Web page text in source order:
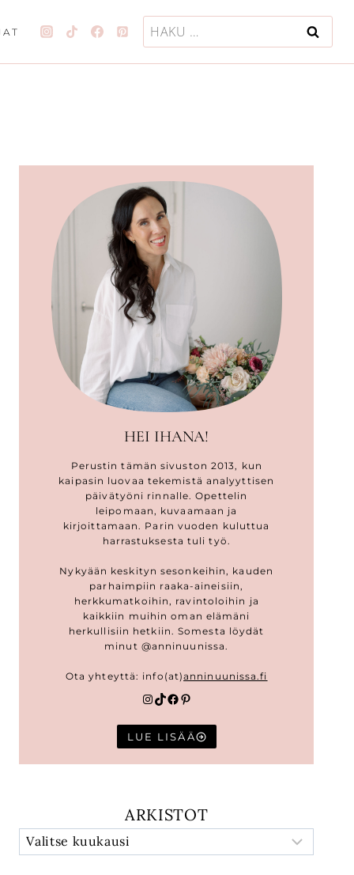
Haku:
HEI IHANA!
Perustin tämän sivuston 2013, kun
kaipasin luovaa tekemistä analyyttisen
päivätyöni rinnalle. Opettelin
leipomaan, kuvaamaan ja
kirjoittamaan. Parin vuoden kuluttua
harrastuksesta tuli työ.
Nykyään keskityn sesonkeihin, kauden
parhaimpiin raaka-aineisiin,
herkkumatkoihin, ravintoloihin ja
kaikkiin muihin oman elämäni
herkullisiin hetkiin. Somesta löydät
minut @anninuunissa.
Ota yhteyttä: info(at)anninuunissa.fi
Instagram
TikTok
Facebook
Pinterest
LUE LISÄÄ
ARKISTOT